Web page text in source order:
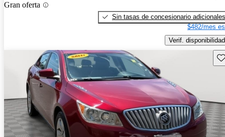
Gran oferta
Sin tasas de concesionario adicionales
$482/mes
Verif. disponibilidad